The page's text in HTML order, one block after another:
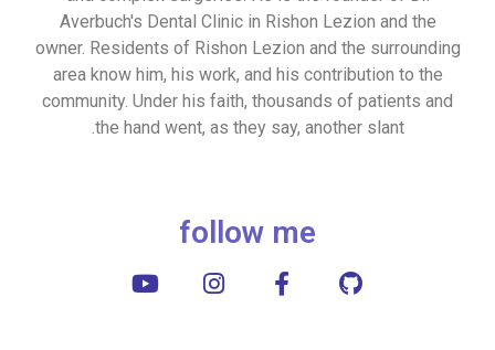
Averbuch's Dental Clinic in Rishon Lezion and the
owner. Residents of Rishon Lezion and the surrounding
area know him, his work, and his contribution to the
community. Under his faith, thousands of patients and
the hand went, as they say, another slant.
follow me